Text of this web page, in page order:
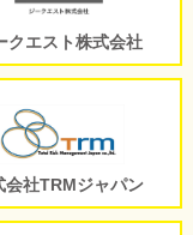
クエスト株式会社
会社TRMジャパン